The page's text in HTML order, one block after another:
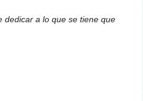
dedicar a lo que se tiene que